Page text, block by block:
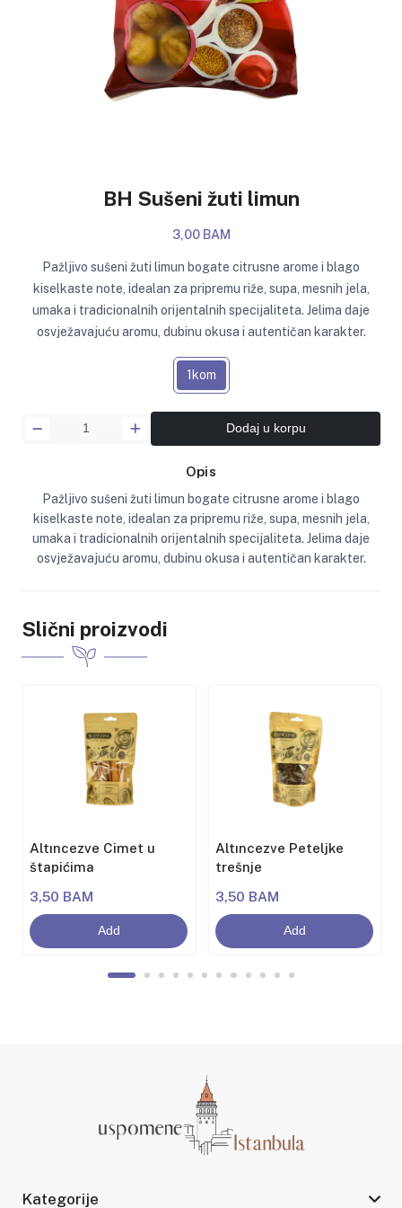
BH Sušeni žuti limun
3,00 BAM
Pažljivo sušeni žuti limun bogate citrusne arome i blago
kiselkaste note, idealan za pripremu riže, supa, mesnih jela,
umaka i tradicionalnih orijentalnih specijaliteta. Jelima daje
osvježavajuću aromu, dubinu okusa i autentičan karakter.
1kom
Dodaj u korpu
Opis
Pažljivo sušeni žuti limun bogate citrusne arome i blago
kiselkaste note, idealan za pripremu riže, supa, mesnih jela,
umaka i tradicionalnih orijentalnih specijaliteta. Jelima daje
osvježavajuću aromu, dubinu okusa i autentičan karakter.
Slični proizvodi
Altıncezve Cimet u
štapićima
3,50 BAM
Add
Altıncezve Peteljke
trešnje
3,50 BAM
Add
Kategorije